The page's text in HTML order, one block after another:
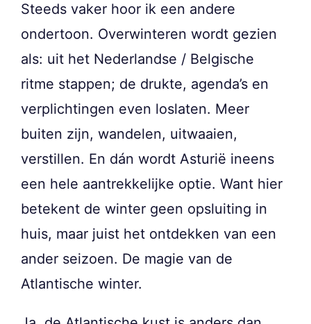
Steeds vaker hoor ik een andere
ondertoon. Overwinteren wordt gezien
als: uit het Nederlandse / Belgische
ritme stappen; de drukte, agenda’s en
verplichtingen even loslaten. Meer
buiten zijn, wandelen, uitwaaien,
verstillen. En dán wordt Asturië ineens
een hele aantrekkelijke optie. Want hier
betekent de winter geen opsluiting in
huis, maar juist het ontdekken van een
ander seizoen. De magie van de
Atlantische winter.